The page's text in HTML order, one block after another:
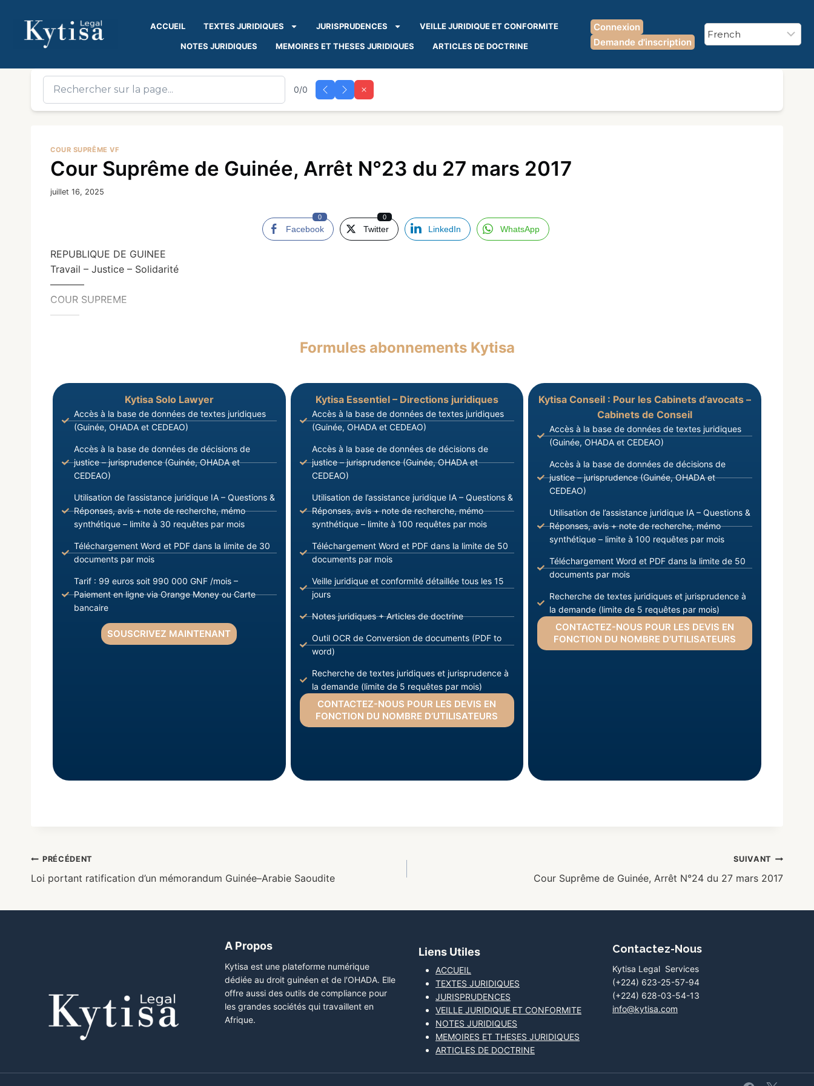
ACCUEIL TEXTES JURIDIQUES JURISPRUDENCES VEILLE JURIDIQUE ET CONFORMITE
NOTES JURIDIQUES MEMOIRES ET THESES JURIDIQUES ARTICLES DE DOCTRINE
Connexion
Demande d'inscription
0/0
COUR SUPRÊME VF
Cour Suprême de Guinée, Arrêt N°23 du 27 mars 2017
juillet 16, 2025
Facebook
0
Twitter
0
LinkedIn WhatsApp
REPUBLIQUE DE GUINEE
Travail – Justice – Solidarité
———–
COUR SUPREME
Formules abonnements Kytisa
Kytisa Solo Lawyer
Accès à la base de données de textes juridiques
(Guinée, OHADA et CEDEAO)
Accès à la base de données de décisions de
justice – jurisprudence (Guinée, OHADA et
CEDEAO)
Utilisation de l’assistance juridique IA – Questions &
Réponses, avis + note de recherche, mémo
synthétique – limite à 30 requêtes par mois
Téléchargement Word et PDF dans la limite de 30
documents par mois
Tarif : 99 euros soit 990 000 GNF /mois –
Paiement en ligne via Orange Money ou Carte
bancaire
SOUSCRIVEZ MAINTENANT
Kytisa Essentiel – Directions juridiques
Accès à la base de données de textes juridiques
(Guinée, OHADA et CEDEAO)
Accès à la base de données de décisions de
justice – jurisprudence (Guinée, OHADA et
CEDEAO)
Utilisation de l’assistance juridique IA – Questions &
Réponses, avis + note de recherche, mémo
synthétique – limite à 100 requêtes par mois
Téléchargement Word et PDF dans la limite de 50
documents par mois
Veille juridique et conformité détaillée tous les 15
jours
Notes juridiques + Articles de doctrine
Outil OCR de Conversion de documents (PDF to
word)
Recherche de textes juridiques et jurisprudence à
la demande (limite de 5 requêtes par mois)
CONTACTEZ-NOUS POUR LES DEVIS EN
FONCTION DU NOMBRE D’UTILISATEURS
Kytisa Conseil : Pour les Cabinets d’avocats –
Cabinets de Conseil
Accès à la base de données de textes juridiques
(Guinée, OHADA et CEDEAO)
Accès à la base de données de décisions de
justice – jurisprudence (Guinée, OHADA et
CEDEAO)
Utilisation de l’assistance juridique IA – Questions &
Réponses, avis + note de recherche, mémo
synthétique – limite à 100 requêtes par mois
Téléchargement Word et PDF dans la limite de 50
documents par mois
Recherche de textes juridiques et jurisprudence à
la demande (limite de 5 requêtes par mois)
CONTACTEZ-NOUS POUR LES DEVIS EN
FONCTION DU NOMBRE D’UTILISATEURS
PRÉCÉDENT
Loi portant ratification d’un mémorandum Guinée–Arabie Saoudite
SUIVANT
Cour Suprême de Guinée, Arrêt N°24 du 27 mars 2017
A Propos
Kytisa est une plateforme numérique
dédiée au droit guinéen et de l'OHADA. Elle
offre aussi des outils de compliance pour
les grandes sociétés qui travaillent en
Afrique.
Liens Utiles
ACCUEIL
TEXTES JURIDIQUES
JURISPRUDENCES
VEILLE JURIDIQUE ET CONFORMITE
NOTES JURIDIQUES
MEMOIRES ET THESES JURIDIQUES
ARTICLES DE DOCTRINE
Contactez-Nous
Kytisa Legal Services
(+224) 623-25-57-94
(+224) 628-03-54-13
info@kytisa.com